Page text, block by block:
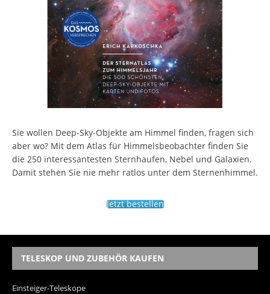
Sie wollen Deep-Sky-Objekte am Himmel finden, fragen sich
aber wo? Mit dem Atlas für Himmelsbeobachter finden Sie
die 250 interessantesten Sternhaufen, Nebel und Galaxien.
Damit stehen Sie nie mehr ratlos unter dem Sternenhimmel.
Jetzt bestellen
TELESKOP UND ZUBEHÖR KAUFEN
Einsteiger-Teleskope